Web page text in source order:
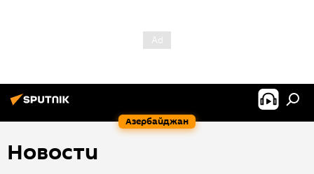
Азербайджан
Новости